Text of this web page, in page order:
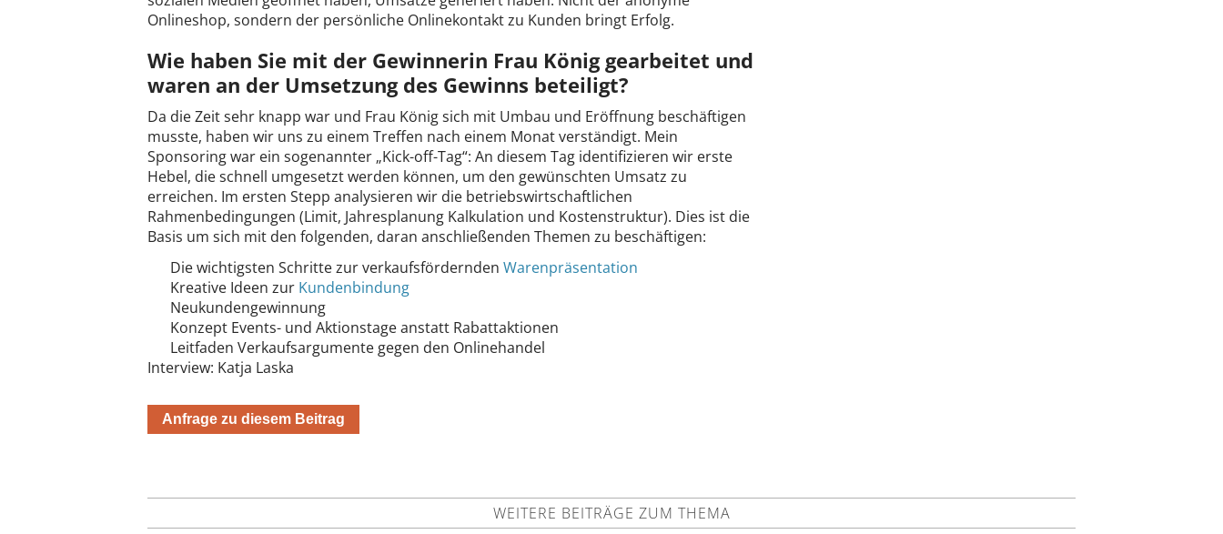
Onlineshop, sondern der persönliche Onlinekontakt zu Kunden bringt Erfolg.
Wie haben Sie mit der Gewinnerin Frau König gearbeitet und
waren an der Umsetzung des Gewinns beteiligt?
Da die Zeit sehr knapp war und Frau König sich mit Umbau und Eröffnung beschäftigen
musste, haben wir uns zu einem Treffen nach einem Monat verständigt. Mein
Sponsoring war ein sogenannter „Kick-off-Tag“: An diesem Tag identifizieren wir erste
Hebel, die schnell umgesetzt werden können, um den gewünschten Umsatz zu
erreichen. Im ersten Stepp analysieren wir die betriebswirtschaftlichen
Rahmenbedingungen (Limit, Jahresplanung Kalkulation und Kostenstruktur). Dies ist die
Basis um sich mit den folgenden, daran anschließenden Themen zu beschäftigen:
Die wichtigsten Schritte zur verkaufsfördernden Warenpräsentation
Kreative Ideen zur Kundenbindung
Neukundengewinnung
Konzept Events- und Aktionstage anstatt Rabattaktionen
Leitfaden Verkaufsargumente gegen den Onlinehandel
Interview: Katja Laska
Anfrage zu diesem Beitrag
WEITERE BEITRÄGE ZUM THEMA